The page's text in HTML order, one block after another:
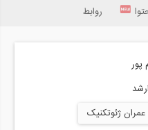
روابط
پور
ژئوتکنیک